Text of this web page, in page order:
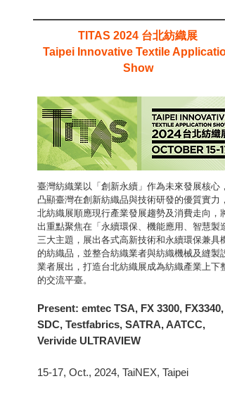
TITAS 2024 台北紡織展
Taipei Innovative Textile
Show
臺灣紡織業以「創新永續」作為未來發展核心，
凸顯臺灣在創新紡織品與技術研發的優質實力，
北紡織展順應現行產業發展趨勢及消費走向，將
出重點聚焦在「永續環保、機能應用、智慧製造
三大主題，展出各式高新技術和永續環保兼具機
的紡織品，並整合紡織業者與紡織機械及縫製設
業者展出，打造台北紡織展成為紡織產業上下整
的交流平臺。
Present: emtec TSA, FX 3300, FX3340,
SDC, Testfabrics, SATRA, AATCC,
Verivide ULTRAVIEW
15-17, Oct., 2024, TaiNEX, Taipei